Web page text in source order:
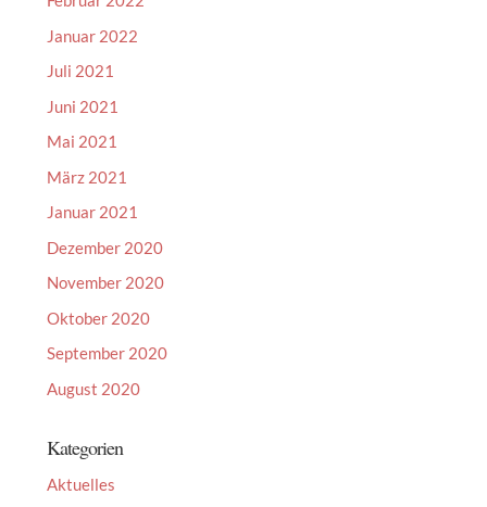
Januar 2022
Juli 2021
Juni 2021
Mai 2021
März 2021
Januar 2021
Dezember 2020
November 2020
Oktober 2020
September 2020
August 2020
Kategorien
Aktuelles